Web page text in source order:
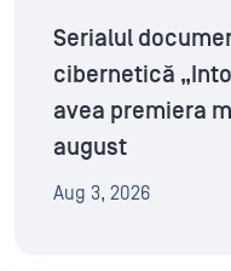
Serialul
cibernetică „Into
avea premiera
august
Aug 3, 2026